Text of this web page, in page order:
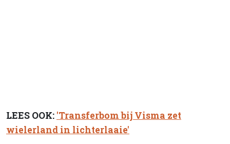
LEES OOK: 'Transferbom bij Visma zet
wielerland in lichterlaaie'